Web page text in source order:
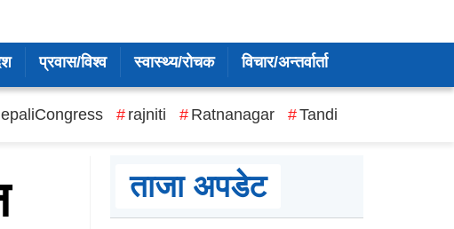
प्रवास/विश्व स्वास्थ्य/रोचक विचार/अन्तर्वार्ता
rajniti Ratnanagar Tandi
ताजा अपडेट